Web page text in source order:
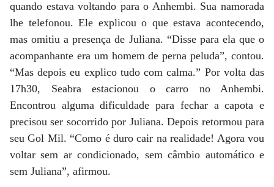
quando estava voltando para o Anhembi. Sua namorada
lhe telefonou. Ele explicou o que estava acontecendo,
mas omitiu a presença de Juliana. “Disse para ela que o
acompanhante era um homem de perna peluda”, contou.
“Mas depois eu explico tudo com calma.” Por volta das
17h30, Seabra estacionou o carro no Anhembi.
Encontrou alguma dificuldade para fechar a capota e
precisou ser socorrido por Juliana. Depois retormou para
seu Gol Mil. “Como é duro cair na realidade! Agora vou
voltar sem ar condicionado, sem câmbio automático e
sem Juliana”, afirmou.